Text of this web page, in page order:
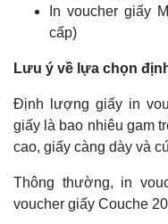
In voucher giấy
cấp)
Lưu ý về lựa chọn
Định lượng giấy in
giấy là bao nhiêu gam
cao, giấy càng dày và
Thông thường, in
voucher giấy Couche